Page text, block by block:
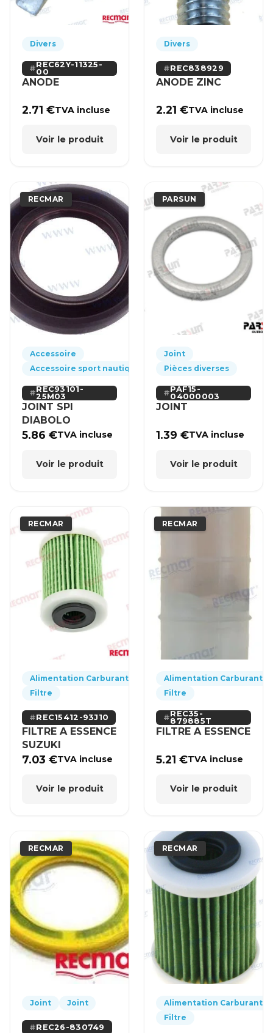
Divers
REC62Y-11325-
00
ANODE
2.71€TVA incluse
Voir le produit
Divers
REC838929
ANODE ZINC
2.21€TVA incluse
Voir le produit
RECMAR
Accessoire
Accessoire sport nautique
REC93101-
25M03
JOINT SPI
DIABOLO
5.86€TVA incluse
Voir le produit
PARSUN
Joint
Pièces diverses
PAF15-
04000003
JOINT
1.39€TVA incluse
Voir le produit
RECMAR
Alimentation Carburant
Filtre
REC15412-93J10
FILTRE A ESSENCE
SUZUKI
7.03€TVA incluse
Voir le produit
RECMAR
Alimentation Carburant
Filtre
REC35-
879885T
FILTRE A ESSENCE
5.21€TVA incluse
Voir le produit
RECMAR
Joint Joint
REC26-830749
RECMAR
Alimentation Carburant
Filtre